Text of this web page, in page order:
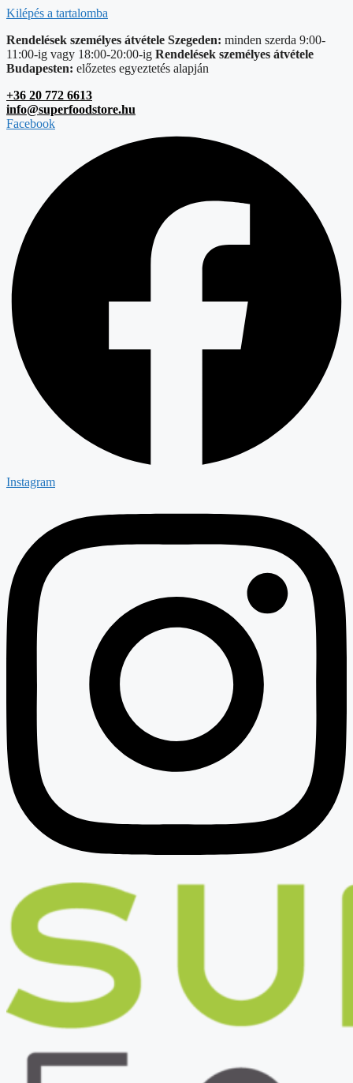
Kilépés a tartalomba
Rendelések személyes átvétele Szegeden: minden szerda 9:00-
11:00-ig vagy 18:00-20:00-ig Rendelések személyes átvétele
Budapesten: előzetes egyeztetés alapján
+36 20 772 6613
info@superfoodstore.hu
Facebook
Instagram